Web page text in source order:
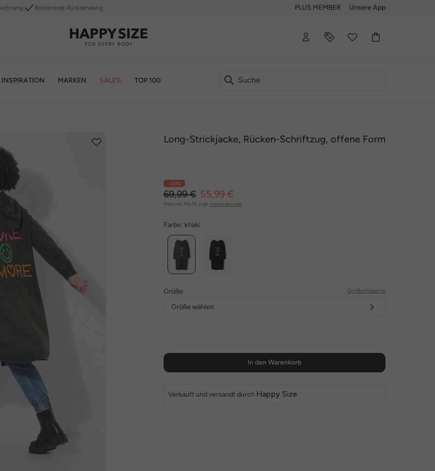
Kostenlose Rücksendung PLUS MEMBER Unsere App
INSPIRATION MARKEN SALE% TOP 100
Long-Strickjacke, Rücken-Schriftzug, offene Form
- 20%
69,99 € 55,99 €
Preis inkl. MwSt. zzgl. Versandkosten
Farbe: khaki
Größe: Größentabelle
Größe wählen
In den Warenkorb
Verkauft und versandt durch Happy Size